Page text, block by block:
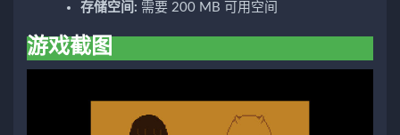
存储空间: 需要 200 MB 可用空间
游戏截图